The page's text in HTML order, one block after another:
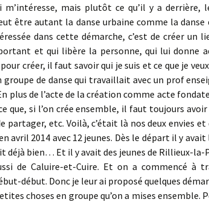
mais plutôt ce qu’il y a derrière,
être autant la danse urbaine comme la danse
dans cette démarche, c’est de créer un
et qui libère la personne, qui lui donne
créer, il faut savoir qui je suis et ce que je
groupe de danse qui travaillait avec un prof
de l’acte de la création comme acte
que, si l’on crée ensemble, il faut toujours avoir
etc. Voilà, c’était là nos deux envies et
avril 2014 avec 12 jeunes. Dès le départ il y
déjà bien… Et il y avait des jeunes de Rillieux-la-
de Caluire-et-Cuire. Et on a commencé à
début. Donc je leur ai proposé quelques
choses en groupe qu’on a mises ensemble.